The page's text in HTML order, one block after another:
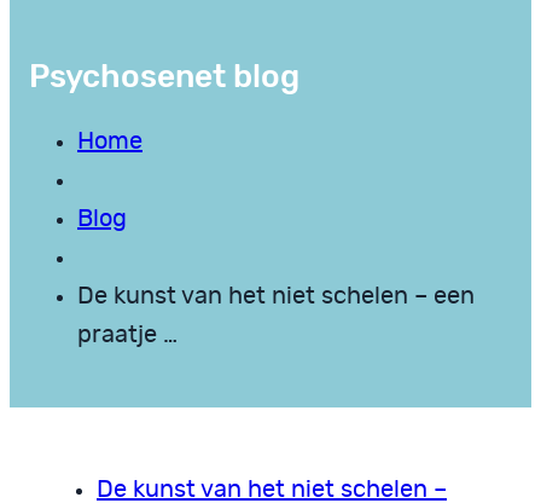
Psychosenet blog
Home
Blog
De kunst van het niet schelen – een
praatje …
De kunst van het niet schelen –